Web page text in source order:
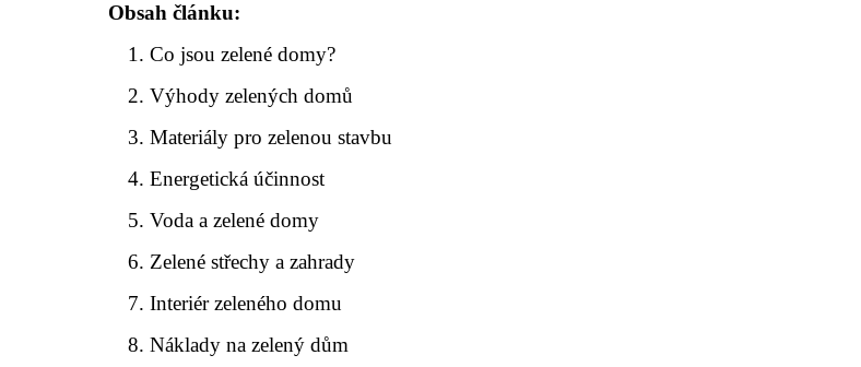
Obsah článku:
Co jsou zelené domy?
Výhody zelených domů
Materiály pro zelenou stavbu
Energetická účinnost
Voda a zelené domy
Zelené střechy a zahrady
Interiér zeleného domu
Náklady na zelený dům